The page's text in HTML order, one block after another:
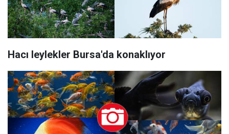
Hacı leylekler Bursa'da konaklıyor